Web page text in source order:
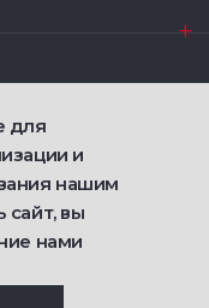
товаров
для
и
нашим
сайт, вы
нами